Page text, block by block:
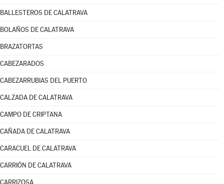
BALLESTEROS DE CALATRAVA
BOLAÑOS DE CALATRAVA
BRAZATORTAS
CABEZARADOS
CABEZARRUBIAS DEL PUERTO
CALZADA DE CALATRAVA
CAMPO DE CRIPTANA
CAÑADA DE CALATRAVA
CARACUEL DE CALATRAVA
CARRIÓN DE CALATRAVA
CARRIZOSA